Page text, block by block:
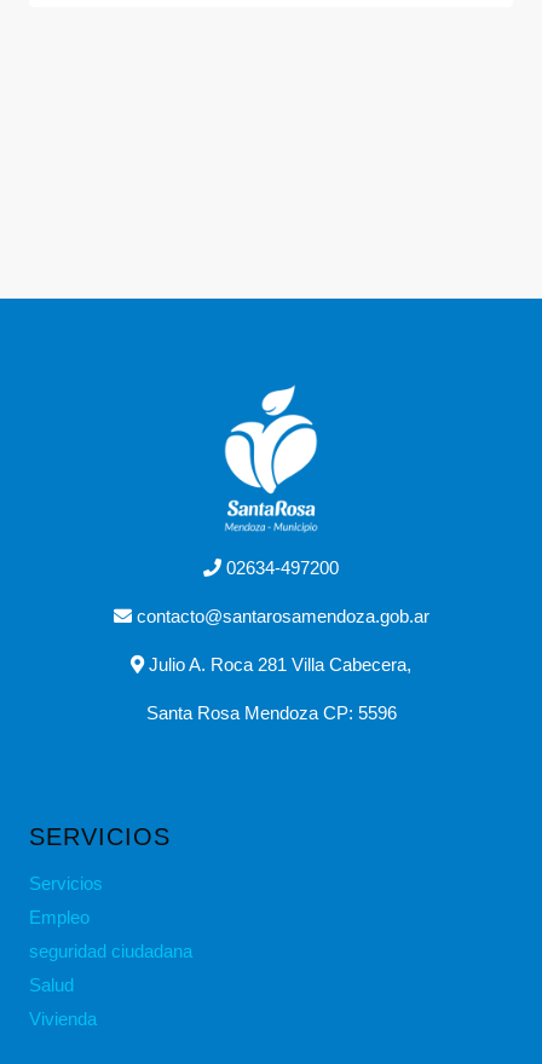
02634-497200
contacto@santarosamendoza.gob.ar
Julio A. Roca 281 Villa Cabecera,
Santa Rosa Mendoza CP: 5596
SERVICIOS
Servicios
Empleo
seguridad ciudadana
Salud
Vivienda